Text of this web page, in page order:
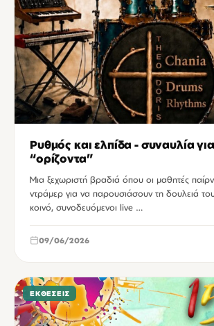
Ρυθμός και ελπίδα - συναυλία
“ορίζοντα”
Μια ξεχωριστή βραδιά όπου οι μαθητές
ντράμερ για να παρουσιάσουν τη δουλειά
κοινό, συνοδευόμενοι live …
09/06/2026
ΕΚΘΈΣΕΙΣ